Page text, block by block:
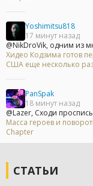
Yoshimitsu818
17 минут назад
@NikDroVik, одним из
Хидео Кодзима готов
США еще несколько
PanSpak
18 минут назад
@Lazer, Сходи проспись
Масса героев и
Chapter
СТАТЬИ